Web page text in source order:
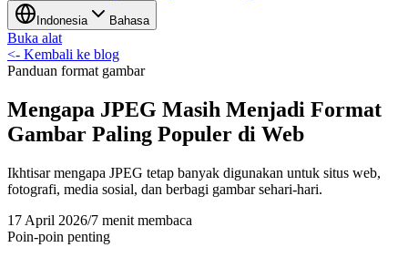
Indonesia Bahasa
Buka alat
<- Kembali ke blog
Panduan format gambar
Mengapa JPEG Masih Menjadi Format
Gambar Paling Populer di Web
Ikhtisar mengapa JPEG tetap banyak digunakan untuk situs web,
fotografi, media sosial, dan berbagi gambar sehari-hari.
17 April 2026/7 menit membaca
Poin-poin penting